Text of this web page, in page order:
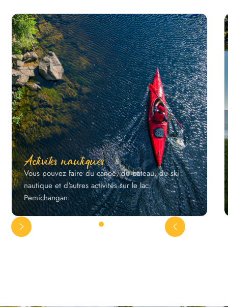
Activités nautiques
Vous pouvez faire du canoë, du bateau, du ski
nautique et d'autres activités sur le lac
Pemichangan.